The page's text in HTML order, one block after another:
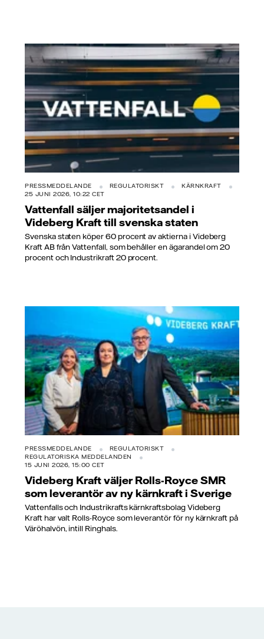
PRESSMEDDELANDE REGULATORISKT
KÄRNKRAFT
25 JUNI 2026, 10:22 CET
Vattenfall säljer majoritetsandel i
Videberg Kraft till svenska staten
Svenska staten köper 60 procent av aktierna i Videberg
Kraft AB från Vattenfall, som behåller en ägarandel om 20
procent och Industrikraft 20 procent.
PRESSMEDDELANDE
REGULATORISKT
REGULATORISKA MEDDELANDEN
15 JUNI 2026, 15:00 CET
Videberg Kraft väljer Rolls-Royce SMR
som leverantör av ny kärnkraft i Sverige
Vattenfalls och Industrikrafts kärnkraftsbolag Videberg
Kraft har valt Rolls-Royce som leverantör för ny kärnkraft på
Väröhalvön, intill Ringhals.